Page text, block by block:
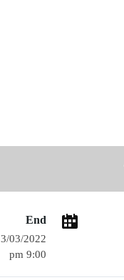
End
03/2022
9:00 pm